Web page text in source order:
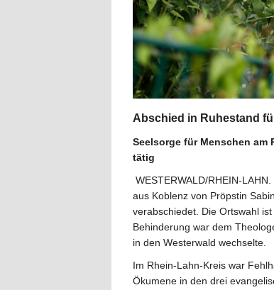
Abschied in Ruhestand
Seelsorge für Menschen am
tätig
WESTERWALD/RHEIN-
aus Koblenz von Pröpstin
verabschiedet. Die Ortswahl
Behinderung war dem
in den Westerwald wechselte.
Im Rhein-Lahn-Kreis war
Ökumene in den drei